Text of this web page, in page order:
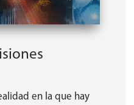
en la que hay